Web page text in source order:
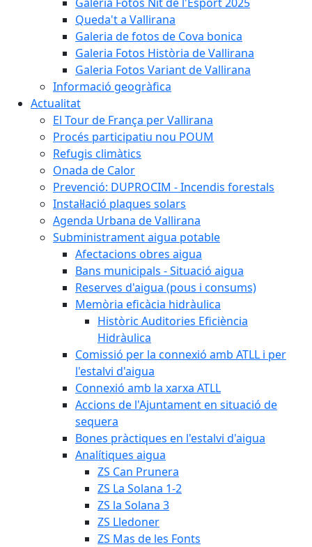
Queda't a Vallirana
Galeria de fotos de Cova bonica
Galeria Fotos Història de Vallirana
Galeria Fotos Variant de Vallirana
Informació geogràfica
Actualitat
El Tour de França per Vallirana
Procés participatiu nou POUM
Refugis climàtics
Onada de Calor
Prevenció: DUPROCIM - Incendis forestals
Instal·lació plaques solars
Agenda Urbana de Vallirana
Subministrament aigua potable
Afectacions obres aigua
Bans municipals - Situació aigua
Reserves d'aigua (pous i consums)
Memòria eficàcia hidràulica
Històric Auditories Eficiència
Hidràulica
Comissió per la connexió amb ATLL i per
l'estalvi d'aigua
Connexió amb la xarxa ATLL
Accions de l'Ajuntament en situació de
sequera
Bones pràctiques en l'estalvi d'aigua
Analítiques aigua
ZS Can Prunera
ZS La Solana 1-2
ZS la Solana 3
ZS Lledoner
ZS Mas de les Fonts